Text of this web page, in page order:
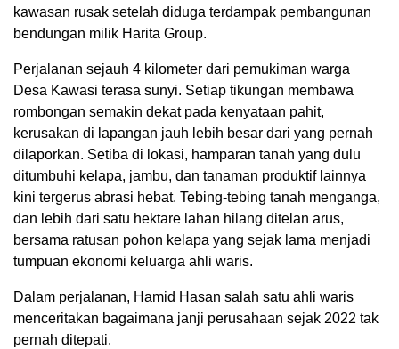
kawasan rusak setelah diduga terdampak pembangunan
bendungan milik Harita Group.
Perjalanan sejauh 4 kilometer dari pemukiman warga
Desa Kawasi terasa sunyi. Setiap tikungan membawa
rombongan semakin dekat pada kenyataan pahit,
kerusakan di lapangan jauh lebih besar dari yang pernah
dilaporkan. Setiba di lokasi, hamparan tanah yang dulu
ditumbuhi kelapa, jambu, dan tanaman produktif lainnya
kini tergerus abrasi hebat. Tebing-tebing tanah menganga,
dan lebih dari satu hektare lahan hilang ditelan arus,
bersama ratusan pohon kelapa yang sejak lama menjadi
tumpuan ekonomi keluarga ahli waris.
Dalam perjalanan, Hamid Hasan salah satu ahli waris
menceritakan bagaimana janji perusahaan sejak 2022 tak
pernah ditepati.